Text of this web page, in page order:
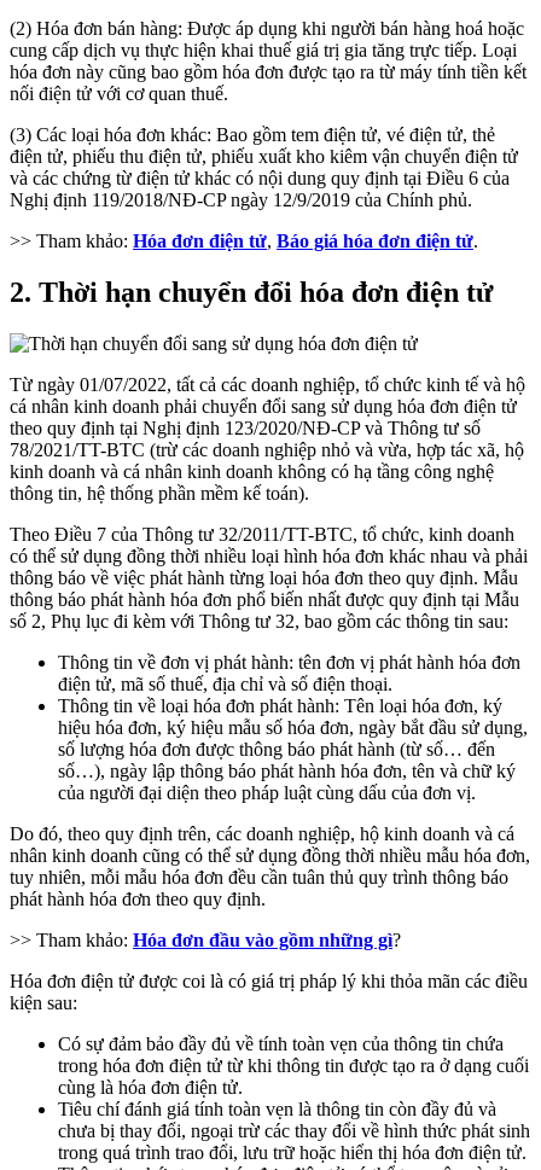
(2) Hóa đơn bán hàng: Được áp dụng khi người bán hàng hoá hoặc
cung cấp dịch vụ thực hiện khai thuế giá trị gia tăng trực tiếp. Loại
hóa đơn này cũng bao gồm hóa đơn được tạo ra từ máy tính tiền kết
nối điện tử với cơ quan thuế.
(3) Các loại hóa đơn khác: Bao gồm tem điện tử, vé điện tử, thẻ
điện tử, phiếu thu điện tử, phiếu xuất kho kiêm vận chuyển điện tử
và các chứng từ điện tử khác có nội dung quy định tại Điều 6 của
Nghị định 119/2018/NĐ-CP ngày 12/9/2019 của Chính phủ.
>> Tham khảo: Hóa đơn điện tử, Báo giá hóa đơn điện tử.
2. Thời hạn chuyển đổi hóa đơn điện tử
Từ ngày 01/07/2022, tất cả các doanh nghiệp, tổ chức kinh tế và hộ
cá nhân kinh doanh phải chuyển đổi sang sử dụng hóa đơn điện tử
theo quy định tại Nghị định 123/2020/NĐ-CP và Thông tư số
78/2021/TT-BTC (trừ các doanh nghiệp nhỏ và vừa, hợp tác xã, hộ
kinh doanh và cá nhân kinh doanh không có hạ tầng công nghệ
thông tin, hệ thống phần mềm kế toán).
Theo Điều 7 của Thông tư 32/2011/TT-BTC, tổ chức, kinh doanh
có thể sử dụng đồng thời nhiều loại hình hóa đơn khác nhau và phải
thông báo về việc phát hành từng loại hóa đơn theo quy định. Mẫu
thông báo phát hành hóa đơn phổ biến nhất được quy định tại Mẫu
số 2, Phụ lục đi kèm với Thông tư 32, bao gồm các thông tin sau:
Thông tin về đơn vị phát hành: tên đơn vị phát hành hóa đơn
điện tử, mã số thuế, địa chỉ và số điện thoại.
Thông tin về loại hóa đơn phát hành: Tên loại hóa đơn, ký
hiệu hóa đơn, ký hiệu mẫu số hóa đơn, ngày bắt đầu sử dụng,
số lượng hóa đơn được thông báo phát hành (từ số… đến
số…), ngày lập thông báo phát hành hóa đơn, tên và chữ ký
của người đại diện theo pháp luật cùng dấu của đơn vị.
Do đó, theo quy định trên, các doanh nghiệp, hộ kinh doanh và cá
nhân kinh doanh cũng có thể sử dụng đồng thời nhiều mẫu hóa đơn,
tuy nhiên, mỗi mẫu hóa đơn đều cần tuân thủ quy trình thông báo
phát hành hóa đơn theo quy định.
>> Tham khảo: Hóa đơn đầu vào gồm những gì?
Hóa đơn điện tử được coi là có giá trị pháp lý khi thỏa mãn các điều
kiện sau:
Có sự đảm bảo đầy đủ về tính toàn vẹn của thông tin chứa
trong hóa đơn điện tử từ khi thông tin được tạo ra ở dạng cuối
cùng là hóa đơn điện tử.
Tiêu chí đánh giá tính toàn vẹn là thông tin còn đầy đủ và
chưa bị thay đổi, ngoại trừ các thay đổi về hình thức phát sinh
trong quá trình trao đổi, lưu trữ hoặc hiển thị hóa đơn điện tử.